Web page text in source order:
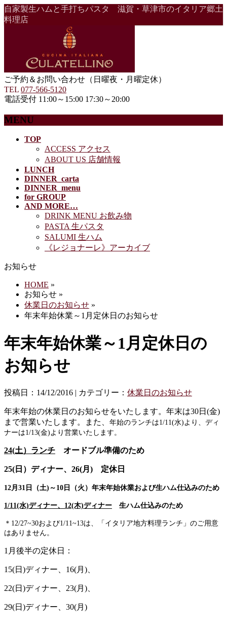
自家製生ハムと手打ちパスタ 滋賀・草津市のイタリア郷土
料理店
ご予約＆お問い合わせ（日曜夜・月曜定休）
TEL 077-566-5120
電話受付 11:00～15:00 17:30～20:00
MENU
TOP
ACCESS アクセス
ABOUT US 店舗情報
LUNCH
DINNER_carta
DINNER_menu
for GROUP
AND MORE…
DRINK MENU お飲み物
PASTA 生パスタ
SALUMI 生ハム
《レジョナーレ》アーカイブ
お知らせ
HOME »
お知らせ »
休業日のお知らせ »
年末年始休業～1月定休日のお知らせ
年末年始休業～1月定休日の
お知らせ
投稿日：14/12/2016 | カテゴリー： 休業日のお知らせ
年末年始の休業日のお知らせをいたします。年末は30日(金)
まで営業いたします。また、 年始のランチは1/11(水)より、ディ
ナーは1/13(金)より営業いたします。
24(土）ランチ オードブル準備のため
25(日）ディナー、26(月) 定休日
12月31日（土) ～10日（火）年末年始休業および生ハム仕込みのため
1/11(水)ディナー、12(木)ディナー 生ハム仕込みのため
＊12/27~30および1/11~13は、「イタリア地方料理ランチ」のご用意
はありません。
1月後半の定休日：
15(日)ディナー、16(月)、
22(日)ディナー、23(月)、
29(日)ディナー、30(月)